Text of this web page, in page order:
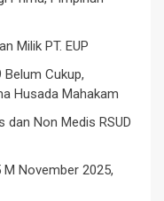
Milik PT. EUP
Cukup,
Husada Mahakam
dan Non Medis RSUD
M November 2025,